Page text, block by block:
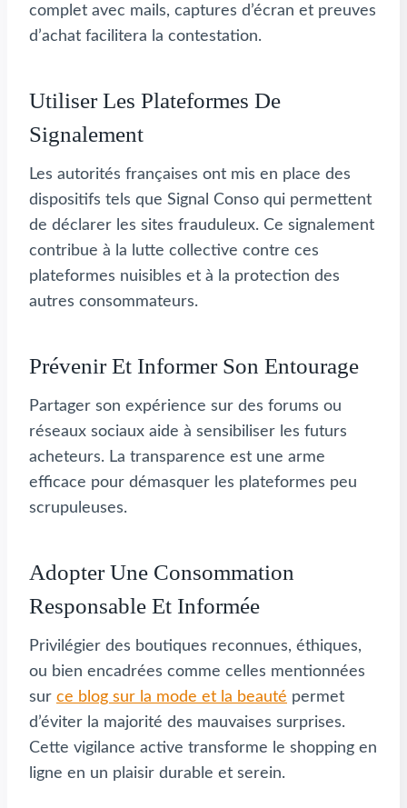
complet avec mails, captures d’écran et preuves
d’achat facilitera la contestation.
Utiliser Les Plateformes De
Signalement
Les autorités françaises ont mis en place des
dispositifs tels que Signal Conso qui permettent
de déclarer les sites frauduleux. Ce signalement
contribue à la lutte collective contre ces
plateformes nuisibles et à la protection des
autres consommateurs.
Prévenir Et Informer Son Entourage
Partager son expérience sur des forums ou
réseaux sociaux aide à sensibiliser les futurs
acheteurs. La transparence est une arme
efficace pour démasquer les plateformes peu
scrupuleuses.
Adopter Une Consommation
Responsable Et Informée
Privilégier des boutiques reconnues, éthiques,
ou bien encadrées comme celles mentionnées
sur ce blog sur la mode et la beauté permet
d’éviter la majorité des mauvaises surprises.
Cette vigilance active transforme le shopping en
ligne en un plaisir durable et serein.